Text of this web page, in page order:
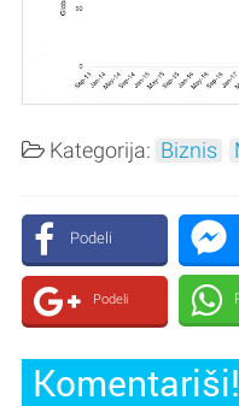
Kategorija: Biznis
Podeli
Podeli